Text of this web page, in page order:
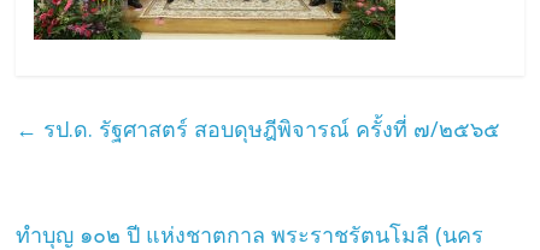
← รป.ด. รัฐศาสตร์ สอบดุษฎีพิจารณ์ ครั้งที่ ๗/๒๕๖๕
ทำบุญ ๑๐๒ ปี แห่งชาตกาล พระราชรัตนโมลี (นคร